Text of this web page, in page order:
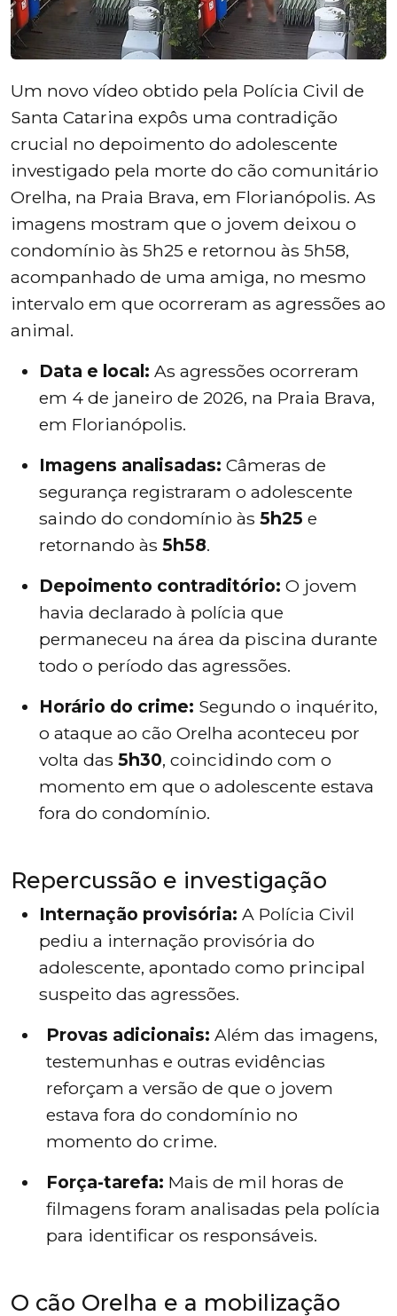
Um novo vídeo obtido pela Polícia Civil de
Santa Catarina expôs uma contradição
crucial no depoimento do adolescente
investigado pela morte do cão comunitário
Orelha, na Praia Brava, em Florianópolis. As
imagens mostram que o jovem deixou o
condomínio às 5h25 e retornou às 5h58,
acompanhado de uma amiga, no mesmo
intervalo em que ocorreram as agressões ao
animal.
Data e local: As agressões ocorreram
em 4 de janeiro de 2026, na Praia Brava,
em Florianópolis.
Imagens analisadas: Câmeras de
segurança registraram o adolescente
saindo do condomínio às 5h25 e
retornando às 5h58.
Depoimento contraditório: O jovem
havia declarado à polícia que
permaneceu na área da piscina durante
todo o período das agressões.
Horário do crime: Segundo o inquérito,
o ataque ao cão Orelha aconteceu por
volta das 5h30, coincidindo com o
momento em que o adolescente estava
fora do condomínio.
Repercussão e investigação
Internação provisória: A Polícia Civil
pediu a internação provisória do
adolescente, apontado como principal
suspeito das agressões.
Provas adicionais: Além das imagens,
testemunhas e outras evidências
reforçam a versão de que o jovem
estava fora do condomínio no
momento do crime.
Força-tarefa: Mais de mil horas de
filmagens foram analisadas pela polícia
para identificar os responsáveis.
O cão Orelha e a mobilização